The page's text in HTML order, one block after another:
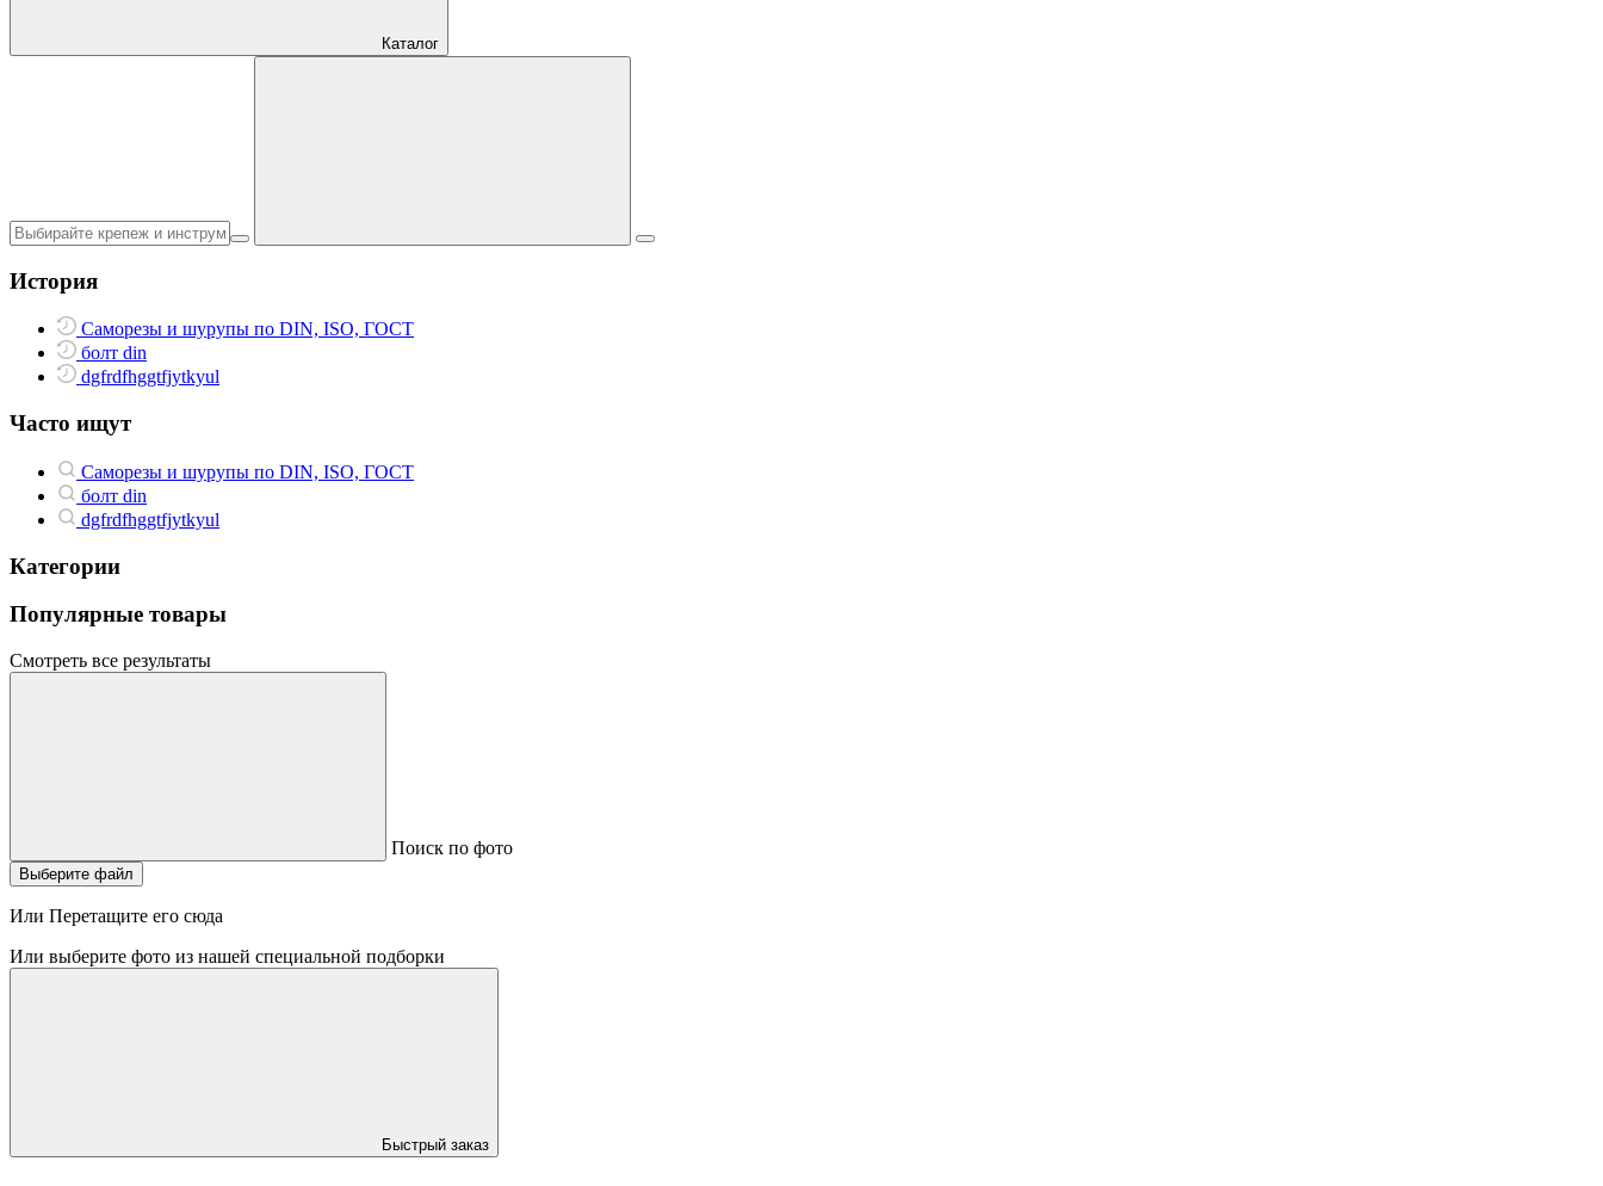
Каталог
История
Саморезы и шурупы по DIN, ISO, ГОСТ
болт din
dgfrdfhggtfjytkyul
Часто ищут
Саморезы и шурупы по DIN, ISO, ГОСТ
болт din
dgfrdfhggtfjytkyul
Категории
Популярные товары
Смотреть все результаты
Поиск по фото
Выберите файл
Или Перетащите его сюда
Или выберите фото из нашей специальной подборки
Быстрый заказ